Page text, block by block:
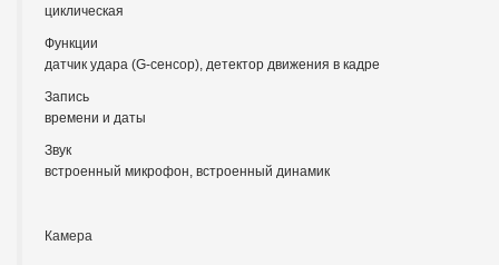
циклическая
Функции
датчик удара (G-сенсор), детектор движения в кадре
Запись
времени и даты
Звук
встроенный микрофон, встроенный динамик
Камера